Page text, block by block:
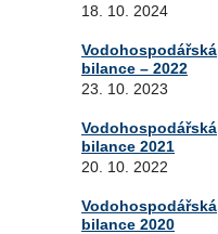
18. 10. 2024
Vodohospodářská
bilance – 2022
23. 10. 2023
Vodohospodářská
bilance 2021
20. 10. 2022
Vodohospodářská
bilance 2020